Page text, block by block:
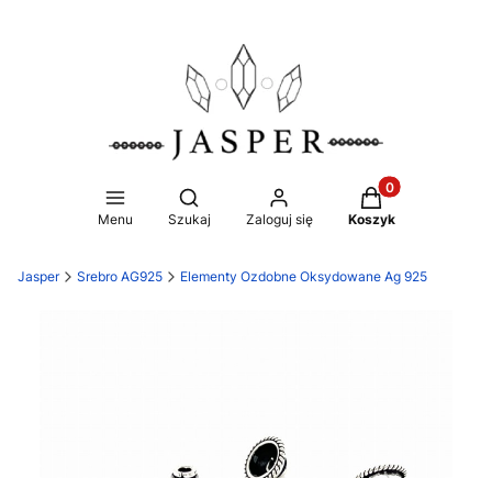
Menu
Otwórz wyszukiwarkę
Szukaj Zaloguj się
Produkty w
Koszyk
Jasper Srebro AG925 Elementy Ozdobne Oksydowane Ag 925